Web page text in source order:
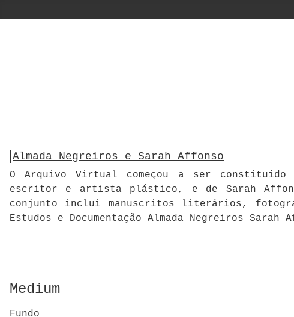
Almada Negreiros e Sarah Affonso
O Arquivo Virtual começou a ser constituído
escritor e artista plástico, e de Sarah
conjunto inclui manuscritos literários,
Estudos e Documentação Almada Negreiros Sarah
Medium
Fundo